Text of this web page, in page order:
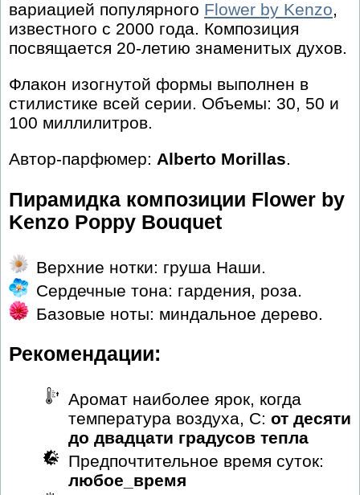
вариацией популярного Flower by Kenzo,
известного с 2000 года. Композиция
посвящается 20-летию знаменитых духов.
Флакон изогнутой формы выполнен в
стилистике всей серии. Объемы: 30, 50 и
100 миллилитров.
Автор-парфюмер: Alberto Morillas.
Пирамидка композиции Flower by
Kenzo Poppy Bouquet
Верхние нотки: груша Наши.
Сердечные тона: гардения, роза.
Базовые ноты: миндальное дерево.
Рекомендации:
Аромат наиболее ярок, когда
температура воздуха, С: от десяти
до двадцати градусов тепла
Предпочтительное время суток:
любое_время